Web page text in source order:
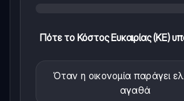
Πότε το Κόστος Ευκαιρίας (ΚΕ)
Όταν η οικονομία παράγει
αγαθά